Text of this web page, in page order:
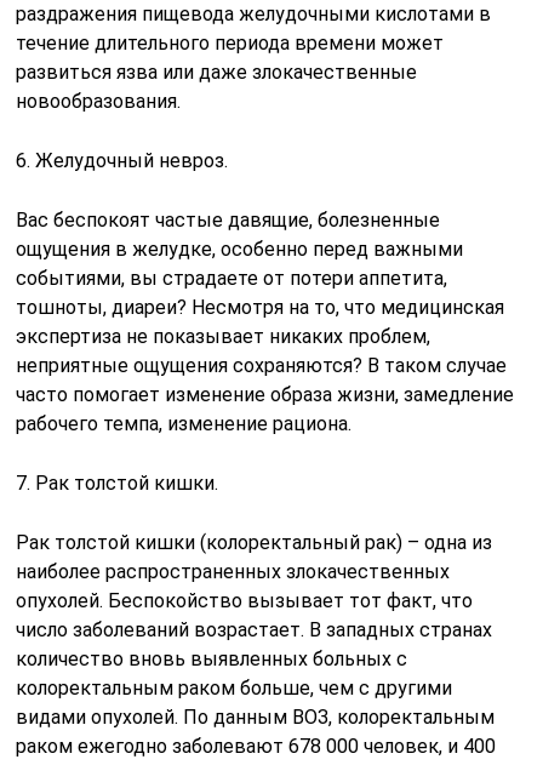
раздражения пищевода желудочными кислотами в
течение длительного периода времени может
развиться язва или даже злокачественные
новообразования.
6. Желудочный невроз.
Вас беспокоят частые давящие, болезненные
ощущения в желудке, особенно перед важными
событиями, вы страдаете от потери аппетита,
тошноты, диареи? Несмотря на то, что медицинская
экспертиза не показывает никаких проблем,
неприятные ощущения сохраняются? В таком случае
часто помогает изменение образа жизни, замедление
рабочего темпа, изменение рациона.
7. Рак толстой кишки.
Рак толстой кишки (колоректальный рак) – одна из
наиболее распространенных злокачественных
опухолей. Беспокойство вызывает тот факт, что
число заболеваний возрастает. В западных странах
количество вновь выявленных больных с
колоректальным раком больше, чем с другими
видами опухолей. По данным ВОЗ, колоректальным
раком ежегодно заболевают 678 000 человек, и 400